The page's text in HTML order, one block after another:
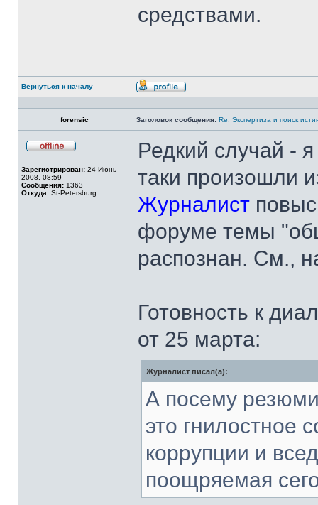
средствами.
Вернуться к началу
Профиль
forensic Заголовок сообщения: Re: Экспертиза и поиск
сети
Зарегистрирован: 24 Июнь
2008, 08:59
Сообщения: 1363
Откуда: St-Petersburg
Редкий случай -
таки произошли
Журналист
форуме темы
распознан. См.,
Готовность к
от 25 марта:
Журналист писал(а):
А посему
это гнилостное
коррупции и
поощряемая